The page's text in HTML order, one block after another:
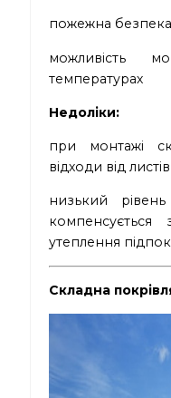
пожежна безпека
можливість
температурах
Недоліки:
при монтажі
відходи від
низький
компенсується
утеплення
Складна